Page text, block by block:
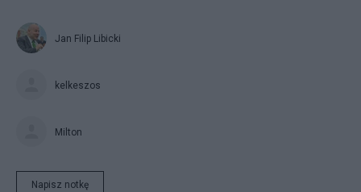
Jan Filip Libicki
kelkeszos
Milton
Napisz notkę